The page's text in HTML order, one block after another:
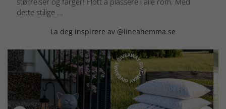
dette stilige ...
La deg inspirere av @lineahemma.se